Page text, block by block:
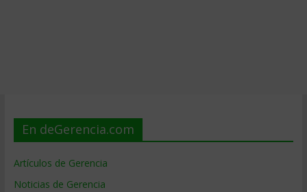
En deGerencia.com
Artículos de Gerencia
Noticias de Gerencia